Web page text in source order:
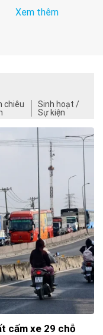
Xem thêm
chiêu
Sinh hoạt /
Sự kiện
cấm xe 29 chỗ